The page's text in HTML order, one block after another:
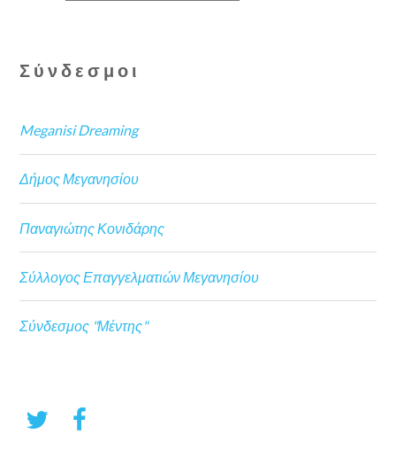
Σύνδεσμοι
Meganisi Dreaming
Δήμος Μεγανησίου
Παναγιώτης Κονιδάρης
Σύλλογος Επαγγελματιών Μεγανησίου
Σύνδεσμος "Μέντης"